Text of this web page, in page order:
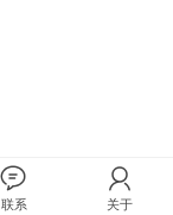
联系 关于